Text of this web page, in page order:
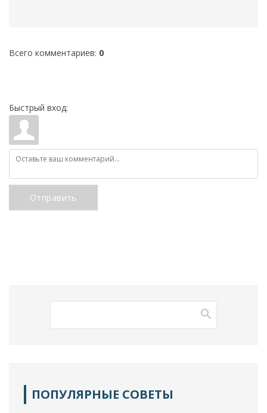
Всего комментариев: 0
Быстрый вход:
Отправить
ПОПУЛЯРНЫЕ СОВЕТЫ